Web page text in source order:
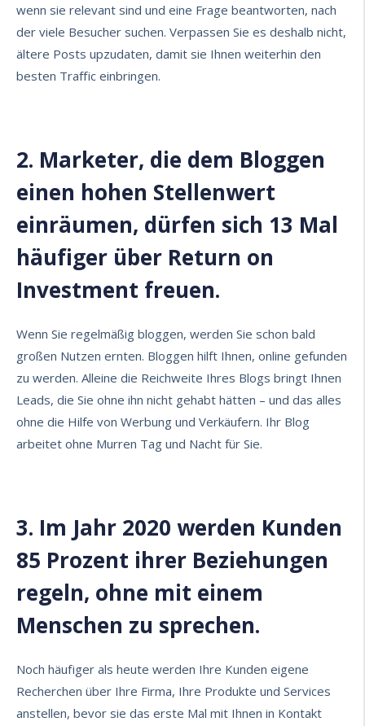
wenn sie relevant sind und eine Frage beantworten, nach
der viele Besucher suchen. Verpassen Sie es deshalb nicht,
ältere Posts upzudaten, damit sie Ihnen weiterhin den
besten Traffic einbringen.
2. Marketer, die dem Bloggen
einen hohen Stellenwert
einräumen, dürfen sich 13 Mal
häufiger über Return on
Investment freuen.
Wenn Sie regelmäßig bloggen, werden Sie schon bald
großen Nutzen ernten. Bloggen hilft Ihnen, online gefunden
zu werden. Alleine die Reichweite Ihres Blogs bringt Ihnen
Leads, die Sie ohne ihn nicht gehabt hätten – und das alles
ohne die Hilfe von Werbung und Verkäufern. Ihr Blog
arbeitet ohne Murren Tag und Nacht für Sie.
3. Im Jahr 2020 werden Kunden
85 Prozent ihrer Beziehungen
regeln, ohne mit einem
Menschen zu sprechen.
Noch häufiger als heute werden Ihre Kunden eigene
Recherchen über Ihre Firma, Ihre Produkte und Services
anstellen, bevor sie das erste Mal mit Ihnen in Kontakt